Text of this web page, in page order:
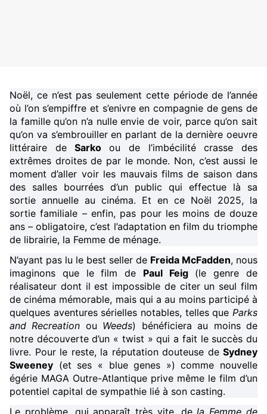
Noël, ce n’est pas seulement cette période de l’année
où l’on s’empiffre et s’enivre en compagnie de gens de
la famille qu’on n’a nulle envie de voir, parce qu’on sait
qu’on va s’embrouiller en parlant de la dernière oeuvre
littéraire de
Sarko
ou de l’imbécilité crasse des
extrêmes droites de par le monde. Non, c’est aussi le
moment d’aller voir les mauvais films de saison dans
des salles bourrées d’un public qui effectue là sa
sortie annuelle au cinéma. Et en ce Noël 2025, la
sortie familiale – enfin, pas pour les moins de douze
ans – obligatoire, c’est l’adaptation en film du triomphe
de librairie, la Femme de ménage.
N’ayant pas lu le best seller de Freida McFadden, nous
imaginons que le film de
Paul Feig
(le genre de
réalisateur dont il est impossible de citer un seul film
de cinéma mémorable, mais qui a au moins participé à
quelques aventures sérielles notables, telles que Parks
and Recreation ou Weeds) bénéficiera au moins de
notre découverte d’un « twist » qui a fait le succès du
livre. Pour le reste, la réputation douteuse de Sydney
Sweeney (et ses « blue genes ») comme nouvelle
égérie MAGA Outre-Atlantique prive même le film d’un
potentiel capital de sympathie lié à son casting.